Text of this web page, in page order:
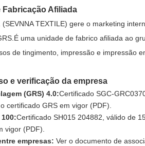
Afiliada
(SEVNNA TEXTILE) gere o marketing
uma unidade de fabrico afiliada ao
de tingimento, impressão e impressão
e verificação da empresa
(GRS) 4.0:Certificado SGC-
certificado GRS em vigor (PDF).
100:Certificado SH015 204882, válido de
vigor (PDF).
empresas: Ver o documento de